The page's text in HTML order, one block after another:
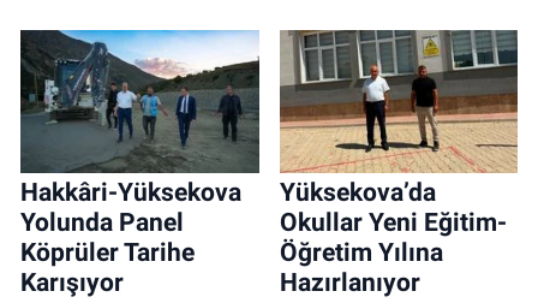
Hakkâri-Yüksekova
Yolunda Panel
Köprüler Tarihe
Karışıyor
Yüksekova’da
Okullar Yeni Eğitim-
Öğretim Yılına
Hazırlanıyor